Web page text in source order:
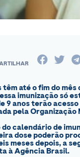
até o fim do
imunização só
9 anos terão
pela Organização
calendário de
dose poderão
meses depois, a
à Agência Brasil.